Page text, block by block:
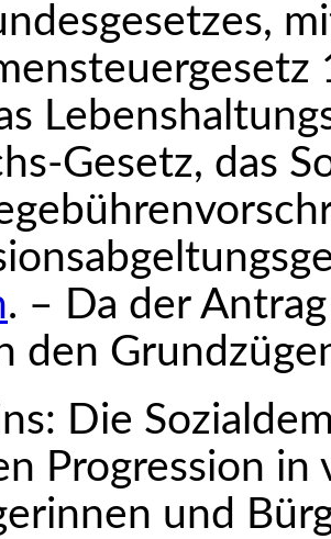
Gesetz, das
. – Da der
den
Die
Progression
und